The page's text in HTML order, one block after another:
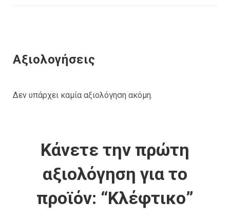
Αξιολογήσεις
Δεν υπάρχει καμία αξιολόγηση ακόμη.
Κάνετε την πρώτη
αξιολόγηση για το
προϊόν: “Κλέφτικο”